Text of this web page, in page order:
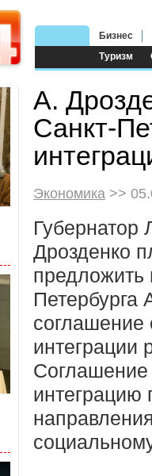
Туризм
Бизнес
А.
Санкт-
Экономика >>
Губернатор
Дрозденко
предложить
Петербурга
соглашение
интеграции
Соглашение
интеграцию